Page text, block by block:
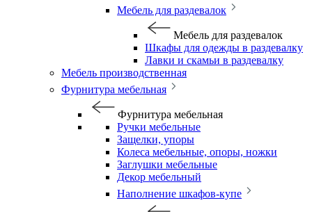
Мебель для раздевалок
Мебель для раздевалок
Шкафы для одежды в раздевалку
Лавки и скамьи в раздевалку
Мебель производственная
Фурнитура мебельная
Фурнитура мебельная
Ручки мебельные
Защелки, упоры
Колеса мебельные, опоры, ножки
Заглушки мебельные
Декор мебельный
Наполнение шкафов-купе